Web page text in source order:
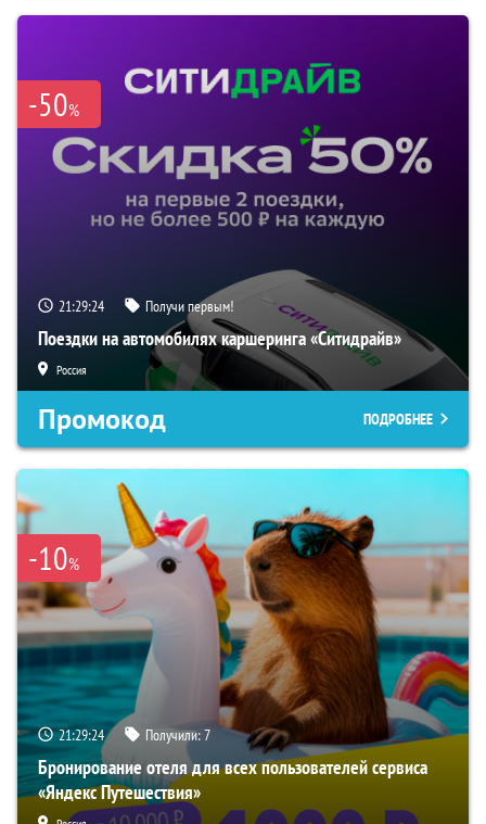
-50%
21:29:23 Получи первым!
Поездки на автомобилях каршеринга «Ситидрайв»
Россия
Промокод ПОДРОБНЕЕ
-10%
21:29:23 Получили:7
Бронирование отеля для всех пользователей сервиса
«Яндекс Путешествия»